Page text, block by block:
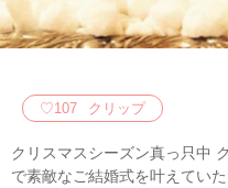
♡107 クリップ
クリスマスシーズン真っ只中
で素敵なご結婚式を叶えてい